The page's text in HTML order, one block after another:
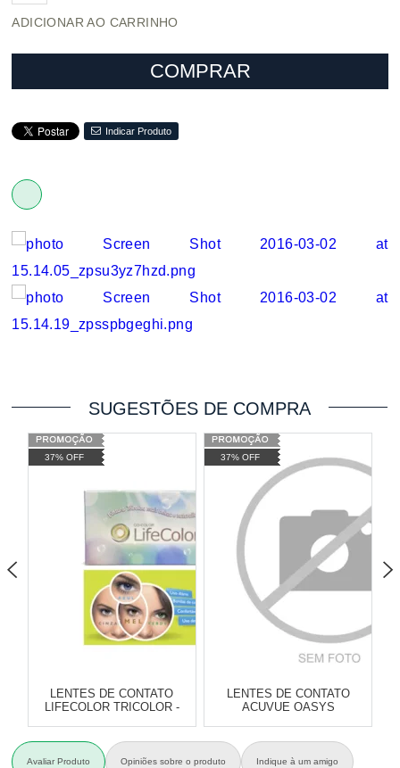
ADICIONAR AO CARRINHO
COMPRAR
Indicar Produto
SUGESTÕES DE COMPRA
37% OFF
LENTES DE CONTATO
LIFECOLOR TRICOLOR -
Varejo: R$
4.050,70
37% OFF
LENTES DE CONTATO
ACUVUE OASYS
Varejo: R$ 4.050,70
Avaliar Produto Opiniões sobre o produto Indique à um amigo